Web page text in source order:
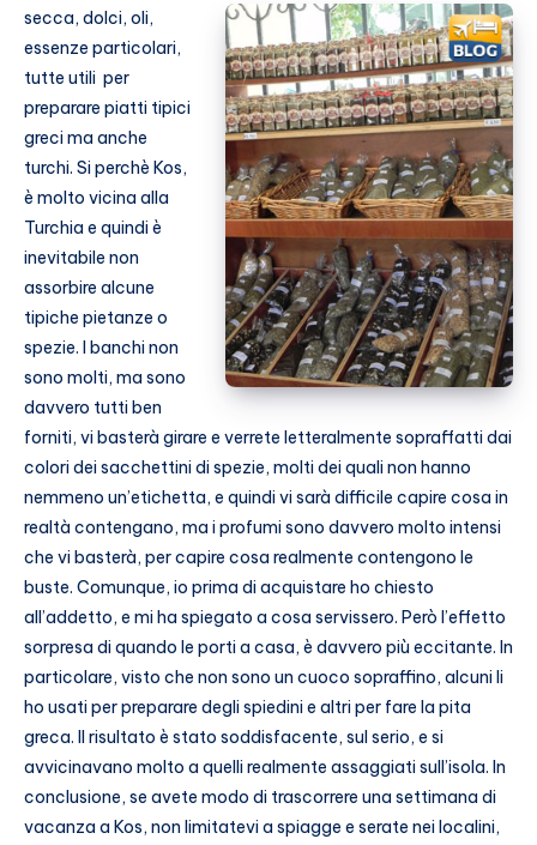
secca, dolci, oli,
essenze particolari,
tutte utili per
preparare piatti tipici
greci ma anche
turchi. Si perchè Kos,
è molto vicina alla
Turchia e quindi è
inevitabile non
assorbire alcune
tipiche pietanze o
spezie. I banchi non
sono molti, ma sono
davvero tutti ben
forniti, vi basterà girare e verrete letteralmente sopraffatti dai
colori dei sacchettini di spezie, molti dei quali non hanno
nemmeno un’etichetta, e quindi vi sarà difficile capire cosa in
realtà contengano, ma i profumi sono davvero molto intensi
che vi basterà, per capire cosa realmente contengono le
buste. Comunque, io prima di acquistare ho chiesto
all’addetto, e mi ha spiegato a cosa servissero. Però l’effetto
sorpresa di quando le porti a casa, è davvero più eccitante. In
particolare, visto che non sono un cuoco sopraffino, alcuni li
ho usati per preparare degli spiedini e altri per fare la pita
greca. Il risultato è stato soddisfacente, sul serio, e si
avvicinavano molto a quelli realmente assaggiati sull’isola. In
conclusione, se avete modo di trascorrere una settimana di
vacanza a Kos, non limitatevi a spiagge e serate nei localini,